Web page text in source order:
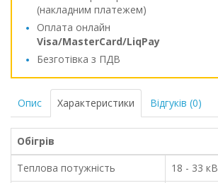
(накладним платежем)
Оплата онлайн
Visa/MasterCard/LiqPay
Безготівка з ПДВ
Опис Характеристики Відгуків (0)
Обігрів
Теплова потужність
18 - 33